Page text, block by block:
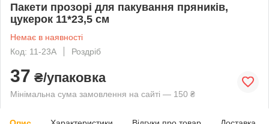
Пакети прозорі для пакування пряників,
цукерок 11*23,5 см
Немає в наявності
Код: 11-23A
Роздріб
37 ₴/упаковка
Мінімальна сума замовлення на сайті — 150 ₴